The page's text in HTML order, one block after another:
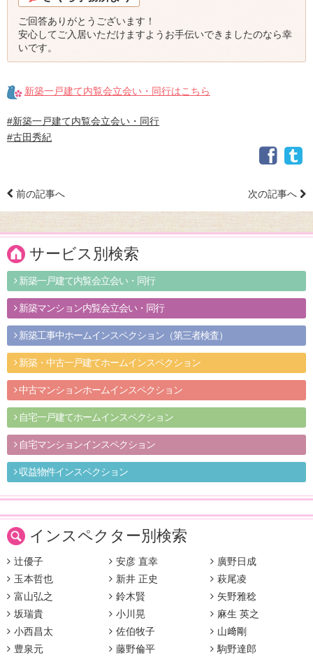
ご回答ありがとうございます！
安心してご入居いただけますようお手伝いできましたのなら幸
いです。
新築一戸建て内覧会立会い・同行はこちら
#新築一戸建て内覧会立会い・同行
#古田秀紀
前の記事へ 次の記事へ
サービス別検索
新築一戸建て内覧会立会い・同行
新築マンション内覧会立会い・同行
新築工事中ホームインスペクション（第三者検査）
新築・中古一戸建てホームインスペクション
中古マンションホームインスペクション
自宅一戸建てホームインスペクション
自宅マンションインスペクション
収益物件インスペクション
インスペクター別検索
辻優子 安彦 直幸
廣野日成
玉本哲也
新井 正史
萩尾凌
富山弘之
鈴木賢
矢野雅稔
坂瑞貴
小川晃
麻生 英之
小西昌太
佐伯牧子
山﨑剛
豊泉元
藤野倫平
駒野達郎